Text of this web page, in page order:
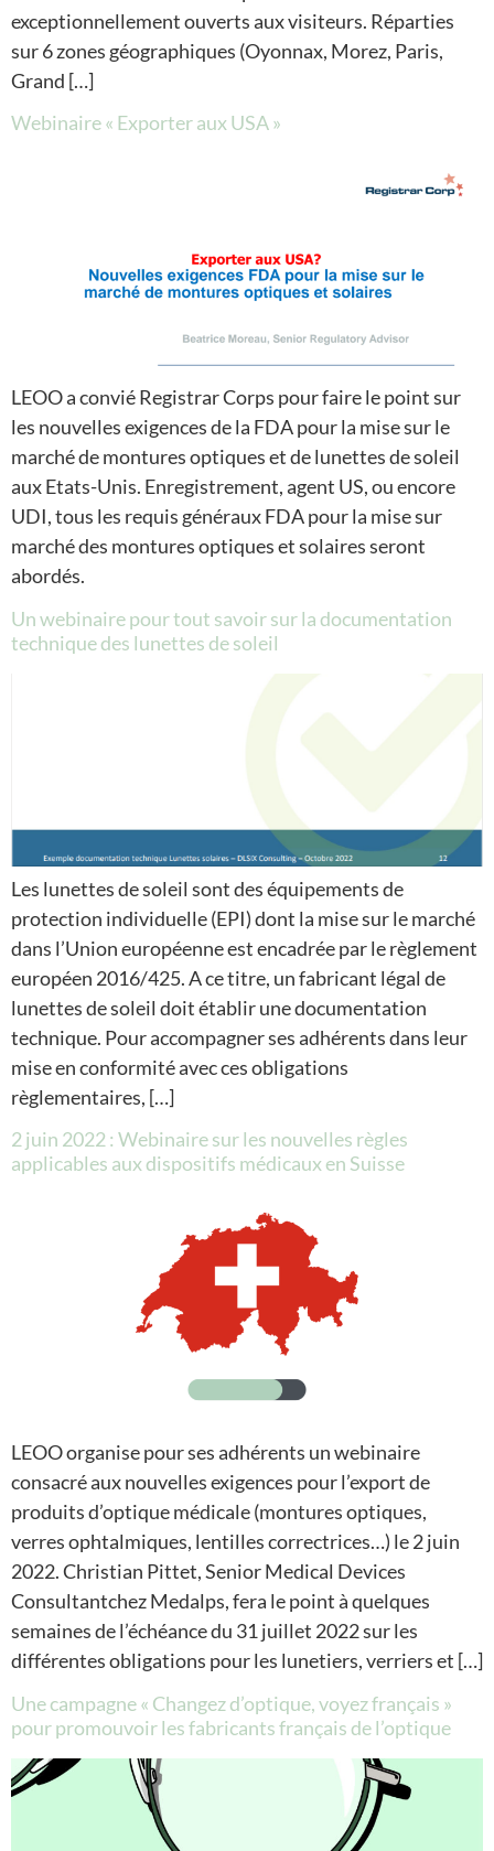
exceptionnellement ouverts aux visiteurs. Réparties
sur 6 zones géographiques (Oyonnax, Morez, Paris,
Grand […]
Webinaire « Exporter aux USA »
LEOO a convié Registrar Corps pour faire le point sur
les nouvelles exigences de la FDA pour la mise sur le
marché de montures optiques et de lunettes de soleil
aux Etats-Unis. Enregistrement, agent US, ou encore
UDI, tous les requis généraux FDA pour la mise sur
marché des montures optiques et solaires seront
abordés.
Un webinaire pour tout savoir sur la documentation
technique des lunettes de soleil
Les lunettes de soleil sont des équipements de
protection individuelle (EPI) dont la mise sur le marché
dans l’Union européenne est encadrée par le règlement
européen 2016/425. A ce titre, un fabricant légal de
lunettes de soleil doit établir une documentation
technique. Pour accompagner ses adhérents dans leur
mise en conformité avec ces obligations
règlementaires, […]
2 juin 2022 : Webinaire sur les nouvelles règles
applicables aux dispositifs médicaux en Suisse
LEOO organise pour ses adhérents un webinaire
consacré aux nouvelles exigences pour l’export de
produits d’optique médicale (montures optiques,
verres ophtalmiques, lentilles correctrices…) le 2 juin
2022. Christian Pittet, Senior Medical Devices
Consultantchez Medalps, fera le point à quelques
semaines de l’échéance du 31 juillet 2022 sur les
différentes obligations pour les lunetiers, verriers et […]
Une campagne « Changez d’optique, voyez français »
pour promouvoir les fabricants français de l’optique